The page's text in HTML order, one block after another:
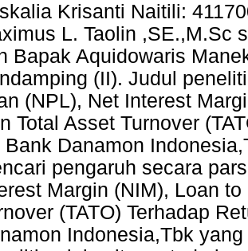
Krisanti Naitili:
L. Taolin ,SE.,M.Sc
Bapak Aquidowaris
(II). Judul
(NPL), Net Interest
Total Asset Turnover
Bank Danamon
pengaruh secara
Margin (NIM), Loan
(TATO) Terhadap
Indonesia,Tbk